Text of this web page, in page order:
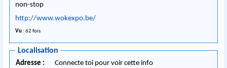
non-stop
http://www.wokexpo.be/
Vu : 62 fois
Localisation
Adresse :
Connecte toi pour voir cette info